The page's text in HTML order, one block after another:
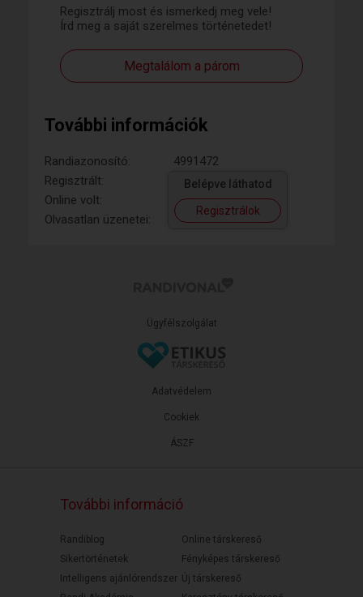
Regisztrálj most és ismerkedj meg vele!
Írd meg a saját szerelmes történetedet!
Megtalálom a párom
További információk
Randiazonosító:
4991472
Regisztrált:
Online volt:
Olvasatlan üzenetei:
Belépve láthatod
Regisztrálok
Ügyfélszolgálat
ÁSZF
Adatvédelem
Cookiek
További információ
Randiblog
Sikertörténetek
Intelligens ajánlórendszer
Online társkereső
Fényképes társkereső
Új társkereső